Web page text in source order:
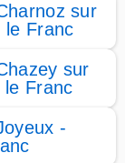
sur
le Franc
sur
le Franc
-